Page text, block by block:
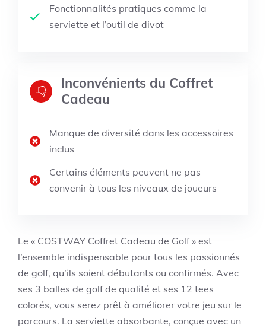
Fonctionnalités pratiques comme la
serviette et l’outil de divot
Inconvénients du Coffret
Cadeau
Manque de diversité dans les accessoires
inclus
Certains éléments peuvent ne pas
convenir à tous les niveaux de joueurs
Le « COSTWAY Coffret Cadeau de Golf » est
l’ensemble indispensable pour tous les passionnés
de golf, qu’ils soient débutants ou confirmés. Avec
ses 3 balles de golf de qualité et ses 12 tees
colorés, vous serez prêt à améliorer votre jeu sur le
parcours. La serviette absorbante, conçue avec un